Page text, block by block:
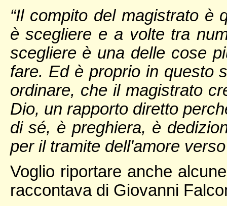
“Il compito del magistrato è
è scegliere e a volte tra
scegliere è una delle cose
fare. Ed è proprio in questo
ordinare, che il magistrato
Dio, un rapporto diretto
di sé, è preghiera, è
per il tramite dell'amore
Voglio riportare anche
raccontava di Giovanni